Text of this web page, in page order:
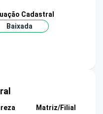
Cadastral
Baixada
Matriz/Filial